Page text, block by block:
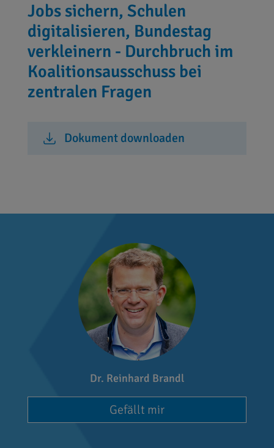
Jobs sichern, Schulen
digitalisieren, Bundestag
verkleinern - Durchbruch im
Koalitionsausschuss bei
zentralen Fragen
Dokument downloaden
Dr. Reinhard Brandl
Gefällt mir